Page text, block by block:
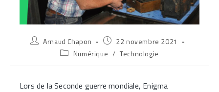
Auteur/autrice
Arnaud Chapon
Publication
publiée :
22 novembre 2021
PostNumérique / Technologie
Lors de la Seconde guerre mondiale, Enigma